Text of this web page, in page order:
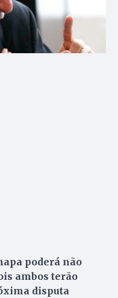
poderá não
ambos terão
disputa